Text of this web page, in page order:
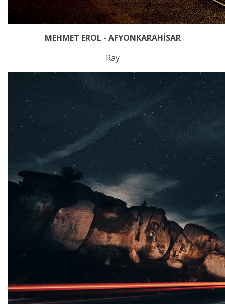
MEHMET EROL - AFYONKARAHİSAR
Ray